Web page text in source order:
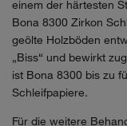
einem der härtesten
Bona 8300 Zirkon
geölte Holzböden
„Biss“ und bewirkt
ist Bona 8300 bis zu
Schleifpapiere.
Für die weitere